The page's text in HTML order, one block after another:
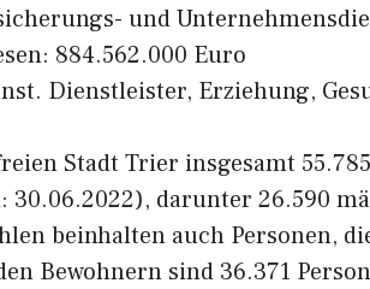
und
884.562.000 Euro
Dienstleister, Erziehung,
Stadt Trier insgesamt
30.06.2022), darunter 26.590
beinhalten auch Personen,
Bewohnern sind 36.371